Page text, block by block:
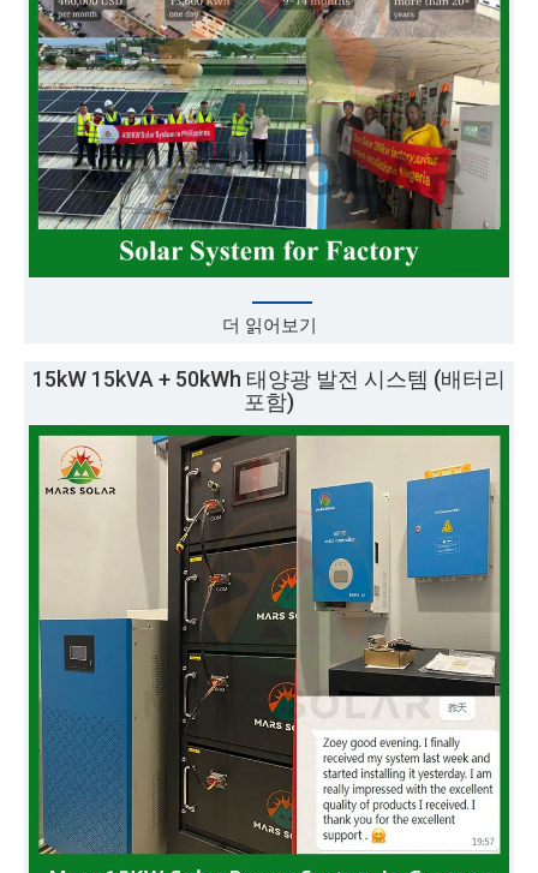
더 읽어보기
15kW 15kVA + 50kWh 태양광 발전 시스템 (배터리
포함)